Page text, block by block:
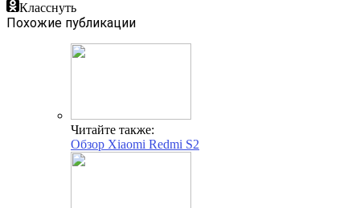
Класснуть
Похожие публикации
Читайте также:
Обзор Xiaomi Redmi S2